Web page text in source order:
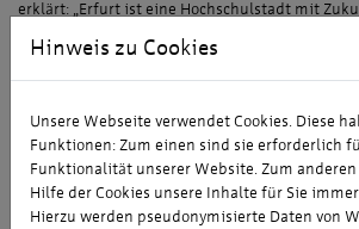
erklärt: „Erfurt ist eine Hochschulstadt mit
vielfältig. Unser Ziel ist es, junge Menschen aus
ermutigen, hier zu studieren und die Stadt als
sich zu entdecken. Aber auch jungen
hat. Wir punkten dabei unter anderem mit
Studienangebot an unseren fünf Hochschulen
Betreuung, der zentralen Lage, den kurzen
Besonderheiten wie dem Kultursemesterticket.“
Hinweis zu Cookies
Unsere Webseite verwendet Cookies. Diese
Funktionen: Zum einen sind sie erforderlich
Funktionalität unserer Website. Zum
Hilfe der Cookies unsere Inhalte für Sie
Hierzu werden pseudonymisierte Daten von